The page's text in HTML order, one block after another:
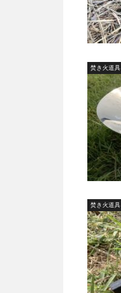
焚き火道具
焚き火道具